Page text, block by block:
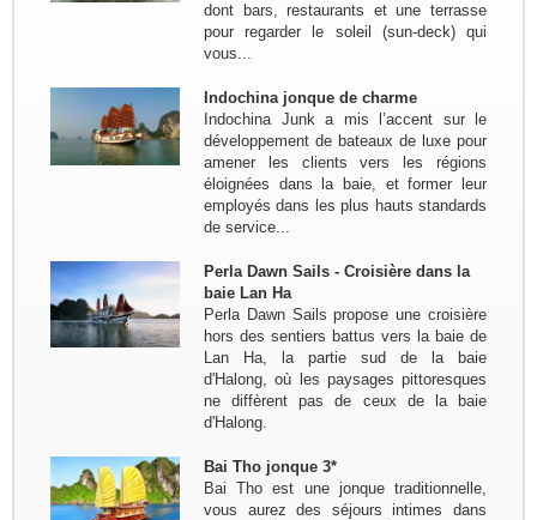
Groupe: Les amis du bord de
l'eau de Bouchemaine...
Trajet en bref:(Circuit sur mesure) :
Bac Ha - Hanoi - Baie de Lan Ha -
Grotte Phong Nha - Hue - HoiAn -
KonTum - Buon Ma...
Groupe : VAR VIETNAM PASSION
17pax
Decouverte du Nord du Vietnam:
Cang Chai - Sapa - BacHa - Thong
Nguyen - Ha Giang - Dong Van - Bao
Lac - Ba Be - Hanoi - Baie...
Groupe : Pierre DEGEMBE avec
ses amis 05personnes
Voyage du nord au centre du 7 avril
au 19 avril : Bruxelles - Hanoi - Mai
Chau -PuLuong - Tam Coc -baie de
Bruxelles
Groupe : Mme / Mr THOME et ses
amis (4 personnes)
dont bars, restaurants et une terrasse
pour regarder le soleil (sun-deck) qui
vous...
Indochina jonque de charme
Indochina Junk a mis l’accent sur le
développement de bateaux de luxe pour
amener les clients vers les régions
éloignées dans la baie, et former leur
employés dans les plus hauts standards
de service...
Perla Dawn Sails - Croisière dans la
baie Lan Ha
Perla Dawn Sails propose une croisière
hors des sentiers battus vers la baie de
Lan Ha, la partie sud de la baie
d'Halong, où les paysages pittoresques
ne diffèrent pas de ceux de la baie
d'Halong.
Bai Tho jonque 3*
Bai Tho est une jonque traditionnelle,
vous aurez des séjours intimes dans